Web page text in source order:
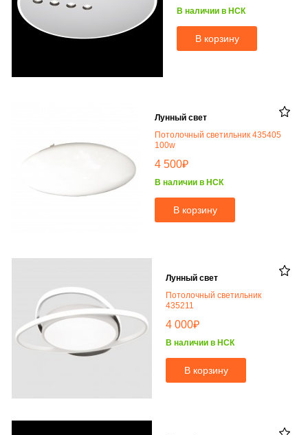
В наличии в НСК
В корзину
Лунный свет
Потолочный светильник 435405
100w
4 500₽
В наличии в НСК
В корзину
Лунный свет
Потолочный светильник
435211
4 000₽
В наличии в НСК
В корзину